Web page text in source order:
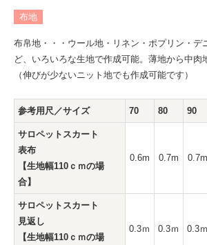
布地
布帛地・・・ウール地・リネン・ポプリン・デ
ど、いろいろな生地で作成可能。薄地から中肉
（伸びが少ないニット地でも作成可能です）
参考用尺／サイズ 70 80 90
サロペットスカート
表布
【生地幅110ｃｍの場
合】
0.6m 0.7m 0.7m
サロペットスカート
見返し
【生地幅110ｃｍの場
0.3ｍ 0.3ｍ 0.3ｍ